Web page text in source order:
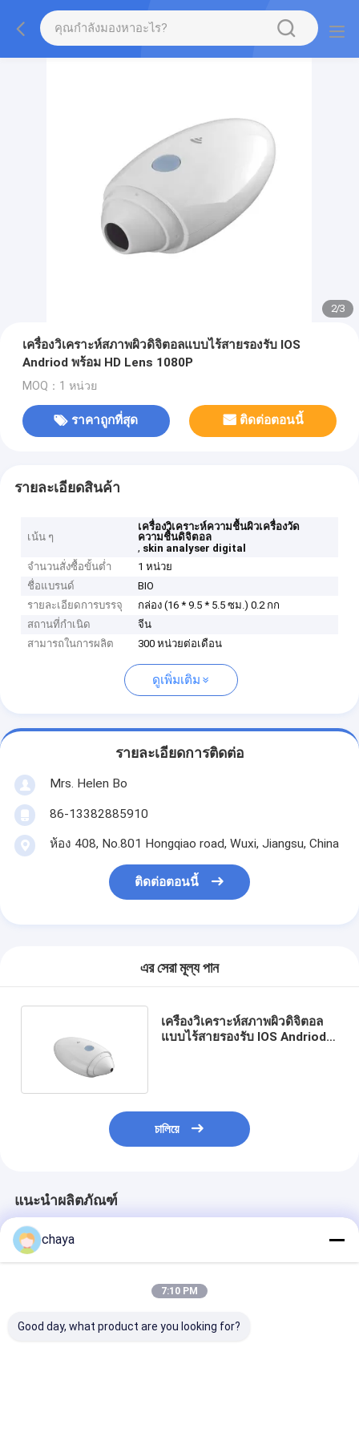
2/3
เครื่องวิเคราะห์สภาพผิวดิจิตอลแบบไร้สายรองรับ IOS
Andriod พร้อม HD Lens 1080P
MOQ：1 หน่วย
ราคาถูกที่สุด ติดต่อตอนนี้
รายละเอียดสินค้า
เน้น ๆ
เครื่องวิเคราะห์ความชื้นผิวเครื่องวัด
ความชื้นดิจิตอล
, skin analyser digital
จำนวนสั่งซื้อขั้นต่ำ
1 หน่วย
ชื่อแบรนด์
BIO
รายละเอียดการบรรจุ
กล่อง (16 * 9.5 * 5.5 ซม.) 0.2 กก
สถานที่กำเนิด
จีน
สามารถในการผลิต
300 หน่วยต่อเดือน
ดูเพิ่มเติม
รายละเอียดการติดต่อ
Mrs. Helen Bo
86-13382885910
ห้อง 408, No.801 Hongqiao road, Wuxi, Jiangsu, China
ติดต่อตอนนี้
এর সেরা মূল্য পান
เครื่องวิเคราะห์สภาพผิวดิจิตอล
แบบไร้สายรองรับ IOS Andriod
চালিয়ে
แนะนำผลิตภัณฑ์
chaya
7:10 PM
Good day, what product are you looking for?